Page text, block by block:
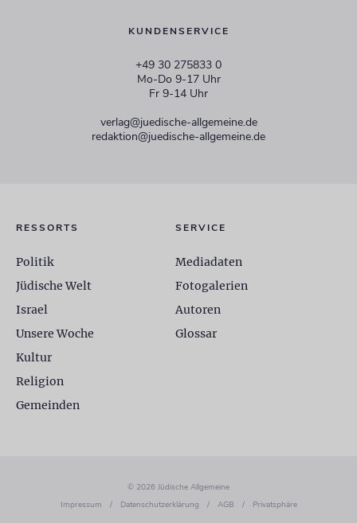
KUNDENSERVICE
+49 30 275833 0
Mo-Do 9-17 Uhr
Fr 9-14 Uhr
verlag@juedische-allgemeine.de
redaktion@juedische-allgemeine.de
RESSORTS
Politik
Jüdische Welt
Israel
Unsere Woche
Kultur
Religion
Gemeinden
SERVICE
Mediadaten
Fotogalerien
Autoren
Glossar
© 2026 Jüdische Allgemeine
Impressum
/ Datenschutzerklärung / AGB / Privatsphäre